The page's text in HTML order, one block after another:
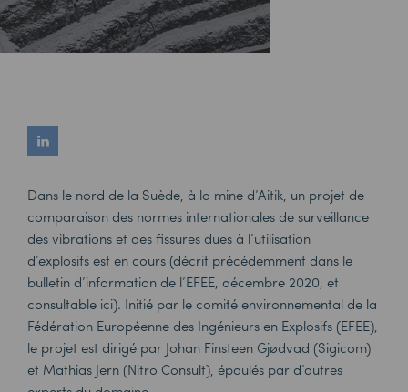
Dans le nord de la Suède, à la mine d’Aitik, un projet de
comparaison des normes internationales de surveillance
des vibrations et des fissures dues à l’utilisation
d’explosifs est en cours (décrit précédemment dans le
bulletin d’information de l’EFEE, décembre 2020, et
consultable ici). Initié par le comité environnemental de la
Fédération Européenne des Ingénieurs en Explosifs (EFEE),
le projet est dirigé par Johan Finsteen Gjødvad (Sigicom)
et Mathias Jern (Nitro Consult), épaulés par d’autres